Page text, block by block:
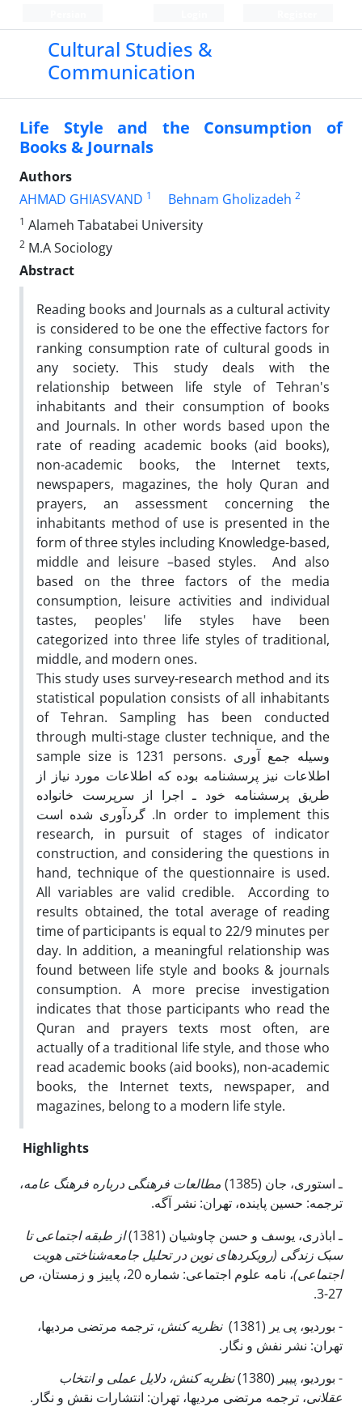
Cultural Studies &
Communication
Life Style and the Consumption of
Books & Journals
Authors
AHMAD GHIASVAND 1 Behnam Gholizadeh 2
1 Alameh Tabatabei University
2 M.A Sociology
Abstract
Reading books and Journals as a cultural activity
is considered to be one the effective factors for
ranking consumption rate of cultural goods in
any society. This study deals with the
relationship between life style of Tehran's
inhabitants and their consumption of books
and Journals. In other words based upon the
rate of reading academic books (aid books),
non-academic books, the Internet texts,
newspapers, magazines, the holy Quran and
prayers, an assessment concerning the
inhabitants method of use is presented in the
form of three styles including Knowledge-based,
middle and leisure –based styles. And also
based on the three factors of the media
consumption, leisure activities and individual
tastes, peoples' life styles have been
categorized into three life styles of traditional,
middle, and modern ones.
This study uses survey-research method and its
statistical population consists of all inhabitants
of Tehran. Sampling has been conducted
through multi-stage cluster technique, and the
sample size is 1231 persons. وسیله جمع آوری
اطلاعات نیز پرسشنامه بوده که اطلاعات مورد نیاز از
طریق پرسشنامه خود ـ اجرا از سرپرست خانواده
گردآوری شده است .In order to implement this
research, in pursuit of stages of indicator
construction, and considering the questions in
hand, technique of the questionnaire is used.
All variables are valid credible. According to
results obtained, the total average of reading
time of participants is equal to 22/9 minutes per
day. In addition, a meaningful relationship was
found between life style and books & journals
consumption. A more precise investigation
indicates that those participants who read the
Quran and prayers texts most often, are
actually of a traditional life style, and those who
read academic books (aid books), non-academic
books, the Internet texts, newspaper, and
magazines, belong to a modern life style.
Highlights
ـ استوری، جان (1385)
مطالعات فرهنگی درباره فرهنگ عامه،
ترجمه: حسین پاینده، تهران: نشر آگه.
ـ اباذری، یوسف و حسن چاوشیان (1381)
از طبقه اجتماعی تا
سبک زندگی (رویکردهای نوین در تحلیل جامعه‌شناختی هویت
اجتماعی)
، نامه علوم اجتماعی: شماره 20، پاییز و زمستان، ص
27-3.
- بوردیو، پی یر (1381)
نظریه کنش، ترجمه مرتضی مردیها،
تهران: نشر نفش و نگار.
- بوردیو، پی­یر (1380)
نظریه کنش، دلایل عملی و انتخاب
عقلانی، ترجمه مرتضی مردیها، تهران: انتشارات نقش و نگار.